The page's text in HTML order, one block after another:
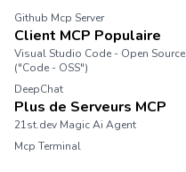
Github Mcp Server
Client MCP Populaire
Visual Studio Code - Open Source
("Code - OSS")
DeepChat
Plus de Serveurs MCP
21st.dev Magic Ai Agent
Mcp Terminal